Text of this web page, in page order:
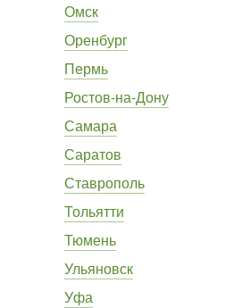
Омск
Оренбург
Пермь
Ростов-на-Дону
Самара
Саратов
Ставрополь
Тольятти
Тюмень
Ульяновск
Уфа